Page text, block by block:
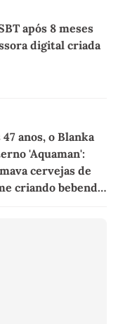
após 8 meses
digital criada
anos, o Blanka
'Aquaman':
cervejas de
criando bebendo